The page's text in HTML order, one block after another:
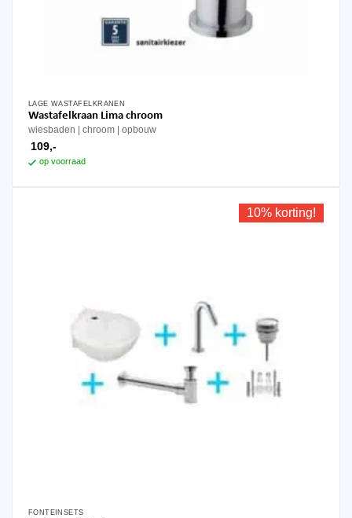
LAGE WASTAFELKRANEN
Wastafelkraan Lima chroom
wiesbaden chroom opbouw
109,-
op voorraad
10% korting!
FONTEINSETS